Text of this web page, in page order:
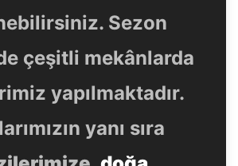
Sezon
çeşitli mekânlarda
yapılmaktadır.
yanı sıra